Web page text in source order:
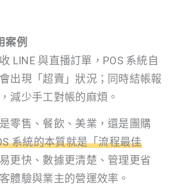
案例
LINE 與直播訂單，POS 系統自
出現「超賣」狀況；同時結帳報
減少手工對帳的麻煩。
零售、餐飲、美業，還是團購
系統的本質就是「流程最佳
更快、數據更清楚、管理更省
體驗與業主的營運效率。